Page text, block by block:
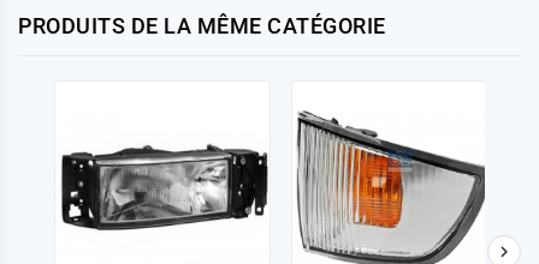
PRODUITS DE LA MÊME CATÉGORIE
